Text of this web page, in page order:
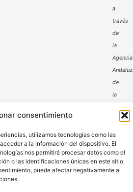
consentimiento
utilizamos tecnologías como las
a la información del dispositivo. El
nos permitirá procesar datos como el
o las identificaciones únicas en este sitio.
puede afectar negativamente a
a
través
de
la
Agencia
de
la
Política de Privacidad